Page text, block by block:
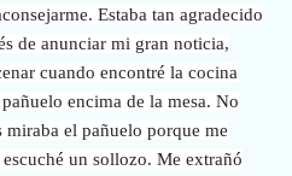
Estaba tan agradecido
de anunciar mi gran noticia,
cuando encontré la cocina
encima de la mesa. No
el pañuelo porque me
un sollozo. Me extrañó